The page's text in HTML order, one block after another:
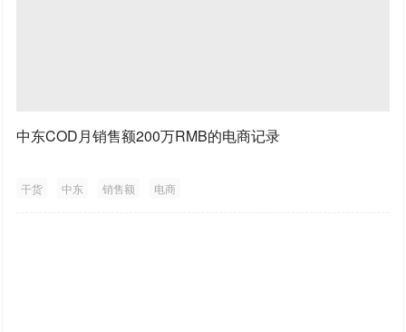
中东COD月销售额200万RMB的电商记录
干货 中东 销售额 电商